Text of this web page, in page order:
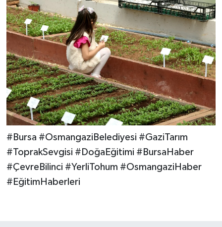
#Bursa #OsmangaziBelediyesi #GaziTarım
#ToprakSevgisi #DoğaEğitimi #BursaHaber
#ÇevreBilinci #YerliTohum #OsmangaziHaber
#EğitimHaberleri